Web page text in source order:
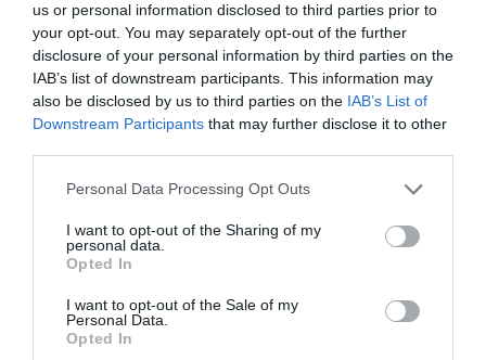
us or personal information disclosed to third parties prior to
your opt-out. You may separately opt-out of the further
disclosure of your personal information by third parties on the
IAB’s list of downstream participants. This information may
also be disclosed by us to third parties on the IAB’s List of
Downstream Participants that may further disclose it to other
Personal Data Processing Opt Outs
I want to opt-out of the Sharing of my
personal data.
Opted In
I want to opt-out of the Sale of my
Personal Data.
Opted In
Índex
NHL
Añadir2Playbookcomo fuente preferida de Google
de forma gratuita
Mantente informado con las últimas noticias de actualidad.
ACTIVAR AHORA
Compartir
Imprimir